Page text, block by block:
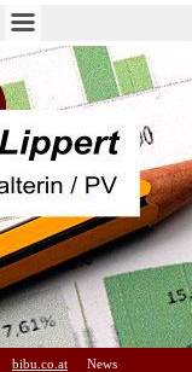
bibu.co.at News